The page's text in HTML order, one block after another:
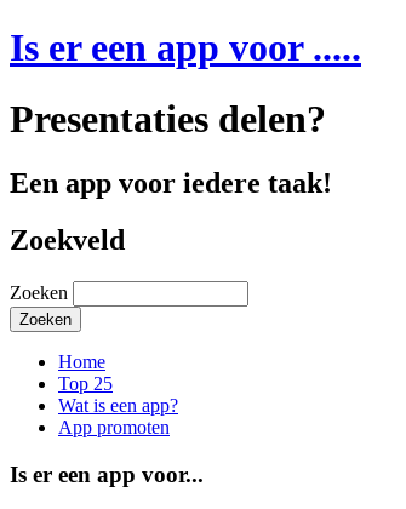
Is er een app voor .....
Presentaties delen?
Een app voor iedere taak!
Zoekveld
Zoeken
Home
Top 25
Wat is een app?
App promoten
Is er een app voor...